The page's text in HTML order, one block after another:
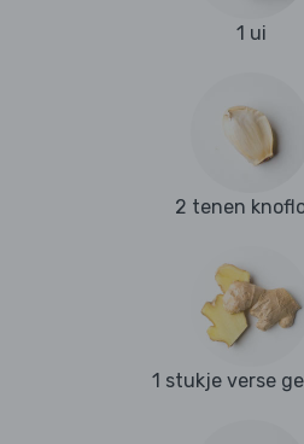
1 ui
2 tenen
1 stukje verse